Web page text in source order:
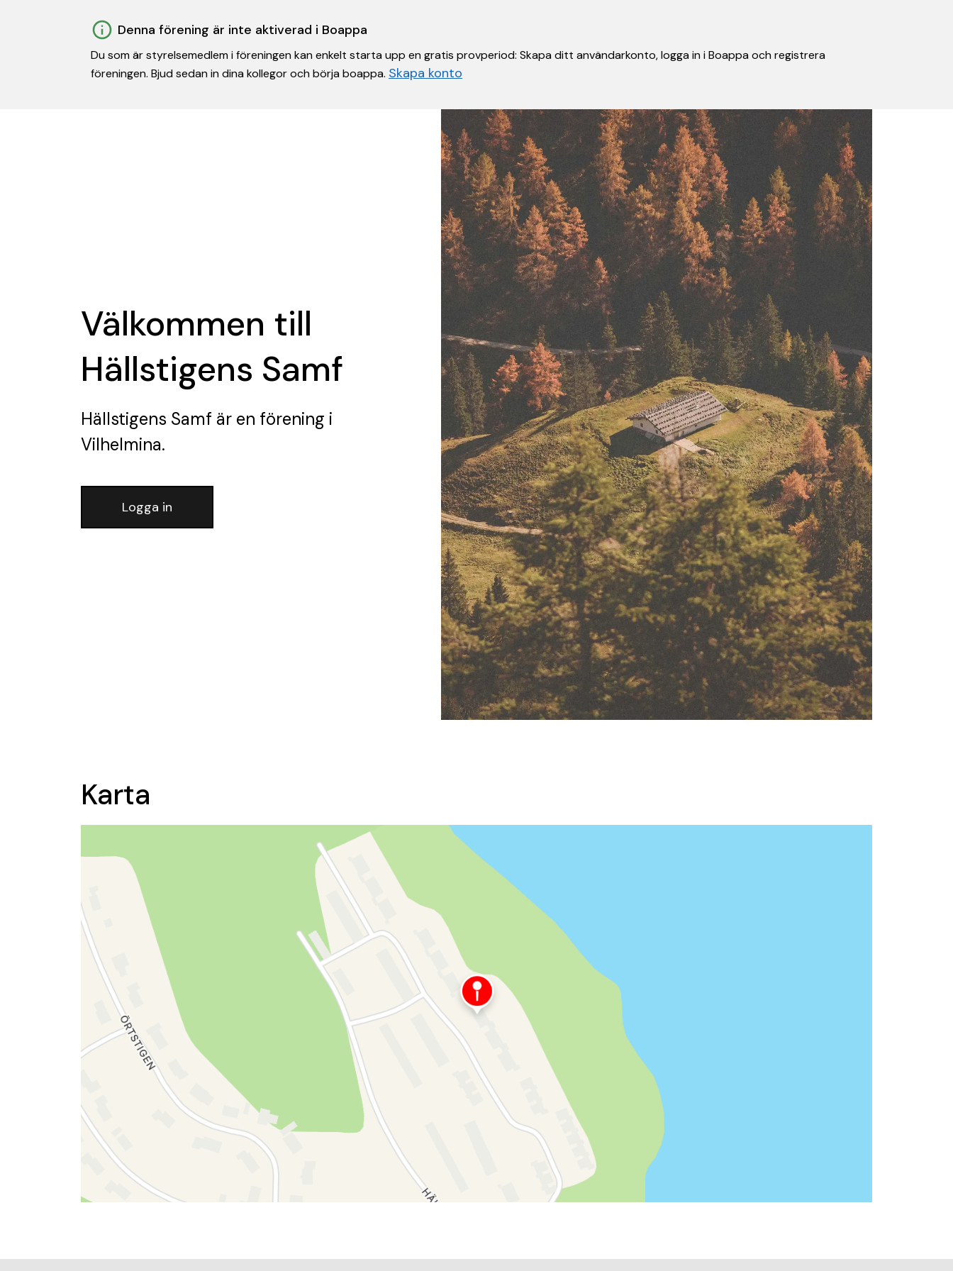
Denna förening är inte aktiverad i Boappa
Du som är styrelsemedlem i föreningen kan enkelt starta upp en gratis provperiod: Skapa ditt användarkonto, logga in i Boappa och registrera
föreningen. Bjud sedan in dina kollegor och börja boappa. Skapa konto
Välkommen till
Hällstigens Samf
Hällstigens Samf är en förening i
Vilhelmina.
Logga in
Karta